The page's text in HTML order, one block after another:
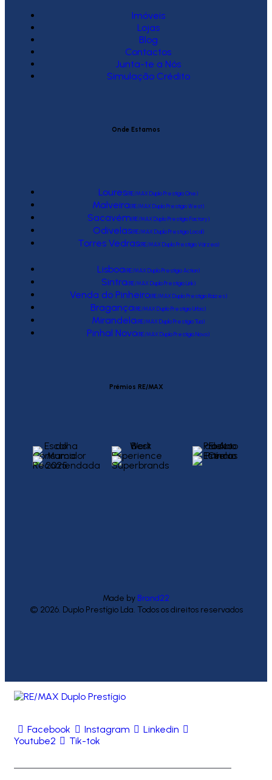
Imóveis
Lojas
Blog
Contactos
Junta-te a Nós
Simulação Crédito
Onde Estamos
Loures(RE/MAX Duplo Prestígio One)
Malveira(RE/MAX Duplo Prestígio West)
Sacavém(RE/MAX Duplo Prestígio Factory)
Odivelas(RE/MAX Duplo Prestígio Local)
Torres Vedras(RE/MAX Duplo Prestígio Várzea)
Lisboa(RE/MAX Duplo Prestígio Action)
Sintra(RE/MAX Duplo Prestígio Link)
Venda do Pinheiro(RE/MAX Duplo Prestígio Raízes)
Bragança(RE/MAX Duplo Prestígio Urbis)
Mirandela(RE/MAX Duplo Prestígio Tua)
Pinhal Novo(RE/MAX Duplo Prestígio Novo)
Prémios RE/MAX
Made by Brand22
© 2026. Duplo Prestígio Lda. Todos os direitos reservados
Facebook Instagram
Linkedin
Youtube2
Tik-tok